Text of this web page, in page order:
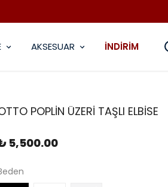
AKSESUAR İNDİRİM
POPLİN ÜZERİ TAŞLI ELBİSE
5,500.00